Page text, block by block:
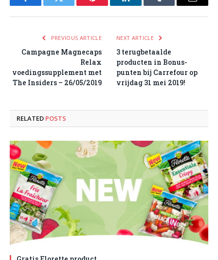
FacebookTwitter Pinterest LinkedInTumblr Email
PREVIOUS ARTICLE
Campagne Magnecaps
Relax
voedingssupplement met
The Insiders – 26/05/2019
NEXT ARTICLE
3 terugbetaalde
producten in Bonus-
punten bij Carrefour op
vrijdag 31 mei 2019!
RELATED POSTS